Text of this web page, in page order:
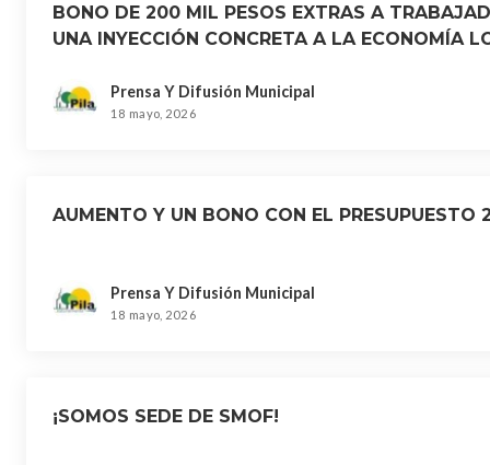
BONO DE 200 MIL PESOS EXTRAS A
UNA INYECCIÓN CONCRETA A LA ECONOMÍA
Prensa Y Difusión Municipal
18 mayo, 2026
AUMENTO Y UN BONO CON EL PRESUPUESTO
Prensa Y Difusión Municipal
18 mayo, 2026
¡SOMOS SEDE DE SMOF!